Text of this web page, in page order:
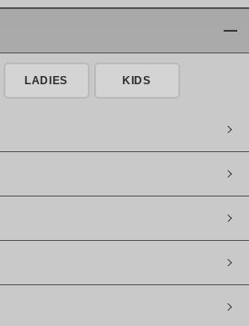
～
予約商品
在庫なし含む
LADIES KIDS